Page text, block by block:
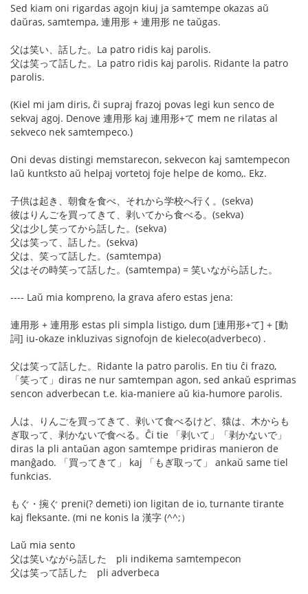
Sed kiam oni rigardas agojn kiuj ja samtempe okazas aŭ
daŭras, samtempa, 連用形 + 連用形 ne taŭgas.
父は笑い、話した。La patro ridis kaj parolis.
父は笑って話した。La patro ridis kaj parolis. Ridante la patro
parolis.
(Kiel mi jam diris, ĉi supraj frazoj povas legi kun senco de
sekvaj agoj. Denove 連用形 kaj 連用形+て mem ne rilatas al
sekveco nek samtempeco.)
Oni devas distingi memstarecon, sekvecon kaj samtempecon
laŭ kuntksto aŭ helpaj vortetoj foje helpe de komo,. Ekz.
子供は起き、朝食を食べ、それから学校へ行く。(sekva)
彼はりんごを買ってきて、剥いてから食べる。(sekva)
父は少し笑ってから話した。(sekva)
父は笑って、話した。(sekva)
父は、笑って話した。(samtempa)
父はその時笑って話した。(samtempa) = 笑いながら話した。
---- Laŭ mia kompreno, la grava afero estas jena:
連用形 + 連用形 estas pli simpla listigo, dum [連用形+て] + [動
詞] iu-okaze inkluzivas signofojn de kieleco(adverbeco) .
父は笑って話した。Ridante la patro parolis. En tiu ĉi frazo,
「笑って」diras ne nur samtempan agon, sed ankaŭ esprimas
sencon adverbecan t.e. kia-maniere aŭ kia-humore parolis.
人は、りんごを買ってきて、剥いて食べるけど、猿は、木からも
ぎ取って、剥かないで食べる。Ĉi tie 「剥いて」「剥かないで」
diras la pli antaŭan agon samtempe pridiras manieron de
manĝado. 「買ってきて」 kaj 「もぎ取って」 ankaŭ same tiel
funkcias.
もぐ・捥ぐ preni(? demeti) ion ligitan de io, turnante tirante
kaj fleksante. (mi ne konis la 漢字 (^^;）
Laŭ mia sento
父は笑いながら話した pli indikema samtempecon
父は笑って話した pli adverbeca